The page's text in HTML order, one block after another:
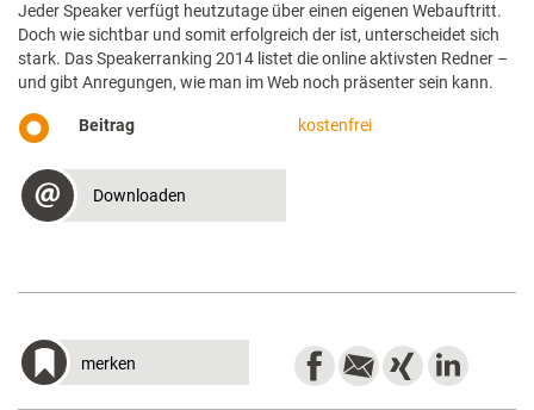
Jeder Speaker verfügt heutzutage über einen eigenen Webauftritt.
Doch wie sichtbar und somit erfolgreich der ist, unterscheidet sich
stark. Das Speakerranking 2014 listet die online aktivsten Redner –
und gibt Anregungen, wie man im Web noch präsenter sein kann.
Beitrag kostenfrei
Downloaden
merken